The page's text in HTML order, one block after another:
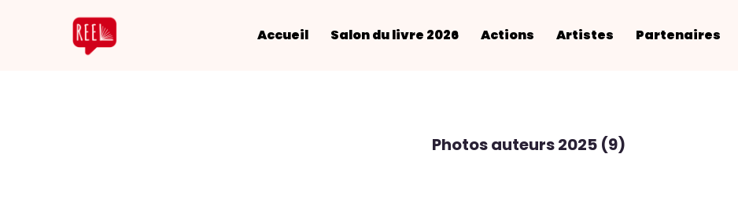
Accueil Salon du livre 2026 Actions Artistes Partenaires
Photos auteurs 2025 (9)